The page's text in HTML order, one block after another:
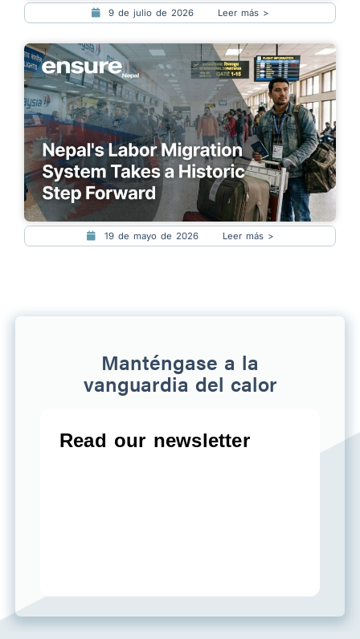
9 de julio de 2026 Leer más >
19 de mayo de 2026 Leer más >
Manténgase a la
vanguardia del calor